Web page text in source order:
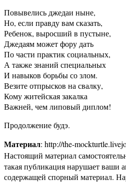
Повывелись джедаи ныне,
Но, если правду вам сказать,
Ребенок, выросший в пустыне,
Джедаям может фору дать
По части практик социальных,
А также знаний специальных
И навыков борьбы со злом.
Везите отпрысков на свалку,
Кому житейская закалка
Важней, чем липовый диплом!
Продолжение будэ.
Материал: http://the-
Настоящий материал
такая публикация нарушает ваши
содержащей спорный материал.